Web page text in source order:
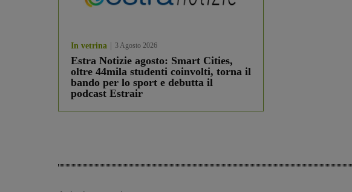
In vetrina 3 Agosto 2026
Estra Notizie agosto: Smart Cities,
oltre 44mila studenti coinvolti, torna il
bando per lo sport e debutta il
podcast Estrair